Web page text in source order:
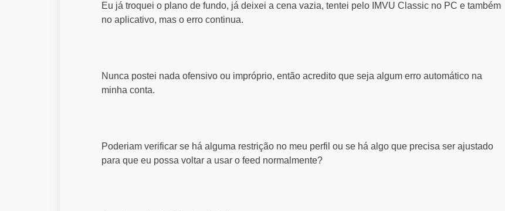
Eu já troquei o plano de fundo, já deixei a cena vazia, tentei pelo IMVU Classic no PC e também
no aplicativo, mas o erro continua.
Nunca postei nada ofensivo ou impróprio, então acredito que seja algum erro automático na
minha conta.
Poderiam verificar se há alguma restrição no meu perfil ou se há algo que precisa ser ajustado
para que eu possa voltar a usar o feed normalmente?